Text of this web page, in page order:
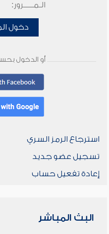
الـمـــــرور:
دخول
أو الدخول
استرجاع الرمز السري
تسجيل عضو جديد
إعادة تفعيل حساب
البث المباشر